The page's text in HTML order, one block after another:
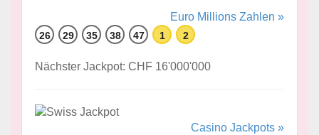
Euro Millions Zahlen »
26 29 35 38 47 1 2
Nächster Jackpot: CHF 16'000'000
Casino Jackpots »